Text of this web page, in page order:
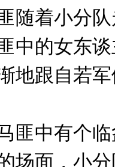
随着小分
中的女东
地跟自若
匪中有个
场面，小